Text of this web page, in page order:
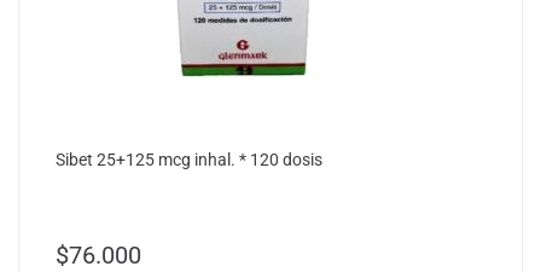
Sibet 25+125 mcg inhal. * 120 dosis
$76.000